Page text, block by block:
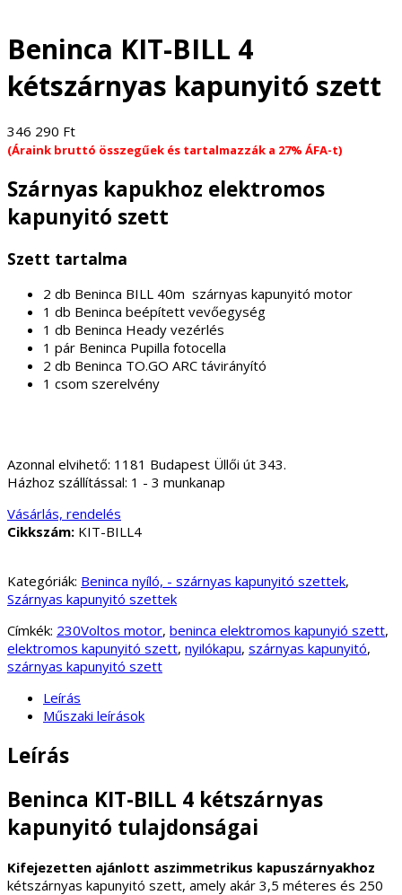
Beninca KIT-BILL 4
kétszárnyas kapunyitó szett
346 290 Ft
(Áraink bruttó összegűek és tartalmazzák a 27% ÁFA-t)
Szárnyas kapukhoz elektromos
kapunyitó szett
Szett tartalma
2 db Beninca BILL 40m szárnyas kapunyitó motor
1 db Beninca beépített vevőegység
1 db Beninca Heady vezérlés
1 pár Beninca Pupilla fotocella
2 db Beninca TO.GO ARC távirányító
1 csom szerelvény
Azonnal elvihető: 1181 Budapest Üllői út 343.
Házhoz szállítással: 1 - 3 munkanap
Vásárlás, rendelés
Cikkszám: KIT-BILL4
Kategóriák: Beninca nyíló, - szárnyas kapunyitó szettek,
Szárnyas kapunyitó szettek
Címkék: 230Voltos motor, beninca elektromos kapunyió szett,
elektromos kapunyitó szett, nyilókapu, szárnyas kapunyitó,
szárnyas kapunyitó szett
Leírás
Műszaki leírások
Leírás
Beninca KIT-BILL 4 kétszárnyas
kapunyitó tulajdonságai
Kifejezetten ajánlott aszimmetrikus kapuszárnyakhoz
kétszárnyas kapunyitó szett, amely akár 3,5 méteres és 250